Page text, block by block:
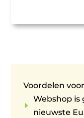
Voordelen
E
Webshop is
nieuwste